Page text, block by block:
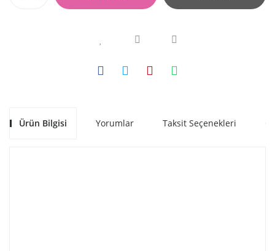
Ürün Bilgisi Yorumlar Taksit Seçenekleri